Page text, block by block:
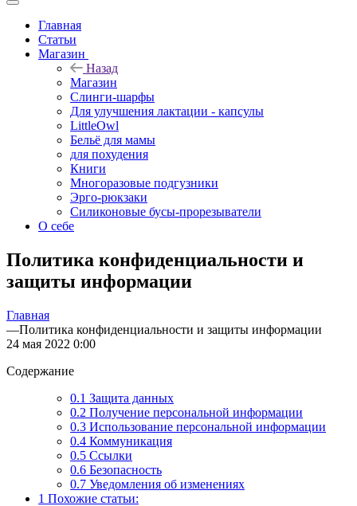
Главная
Статьи
Магазин
Назад
Магазин
Слинги-шарфы
Для улучшения лактации - капсулы
LittleOwl
Бельё для мамы
для похудения
Книги
Многоразовые подгузники
Эрго-рюкзаки
Силиконовые бусы-прорезыватели
О себе
Политика конфиденциальности и
защиты информации
Главная
—Политика конфиденциальности и защиты информации
24 мая 2022 0:00
Содержание
0.1 Защита данных
0.2 Получение персональной информации
0.3 Использование персональной информации
0.4 Коммуникация
0.5 Ссылки
0.6 Безопасность
0.7 Уведомления об изменениях
1 Похожие статьи: